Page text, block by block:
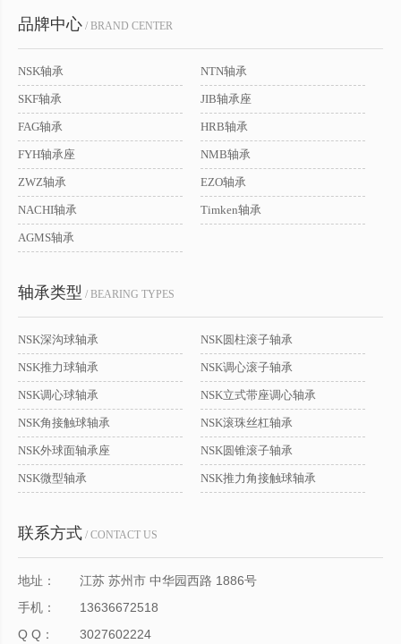
品牌中心 / BRAND CENTER
NSK轴承 NTN轴承
SKF轴承 JIB轴承座
FAG轴承 HRB轴承
FYH轴承座 NMB轴承
ZWZ轴承 EZO轴承
NACHI轴承 Timken轴承
AGMS轴承
轴承类型 / BEARING TYPES
NSK深沟球轴承 NSK圆柱滚子轴承
NSK推力球轴承 NSK调心滚子轴承
NSK调心球轴承 NSK立式带座调心轴承
NSK角接触球轴承 NSK滚珠丝杠轴承
NSK外球面轴承座 NSK圆锥滚子轴承
NSK微型轴承 NSK推力角接触球轴承
联系方式 / CONTACT US
地址：
江苏 苏州市 中华园西路 1886号
手机：
13636672518
Q Q：
3027602224